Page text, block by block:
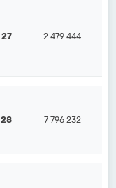
27 2 479 444
28 7 796 232